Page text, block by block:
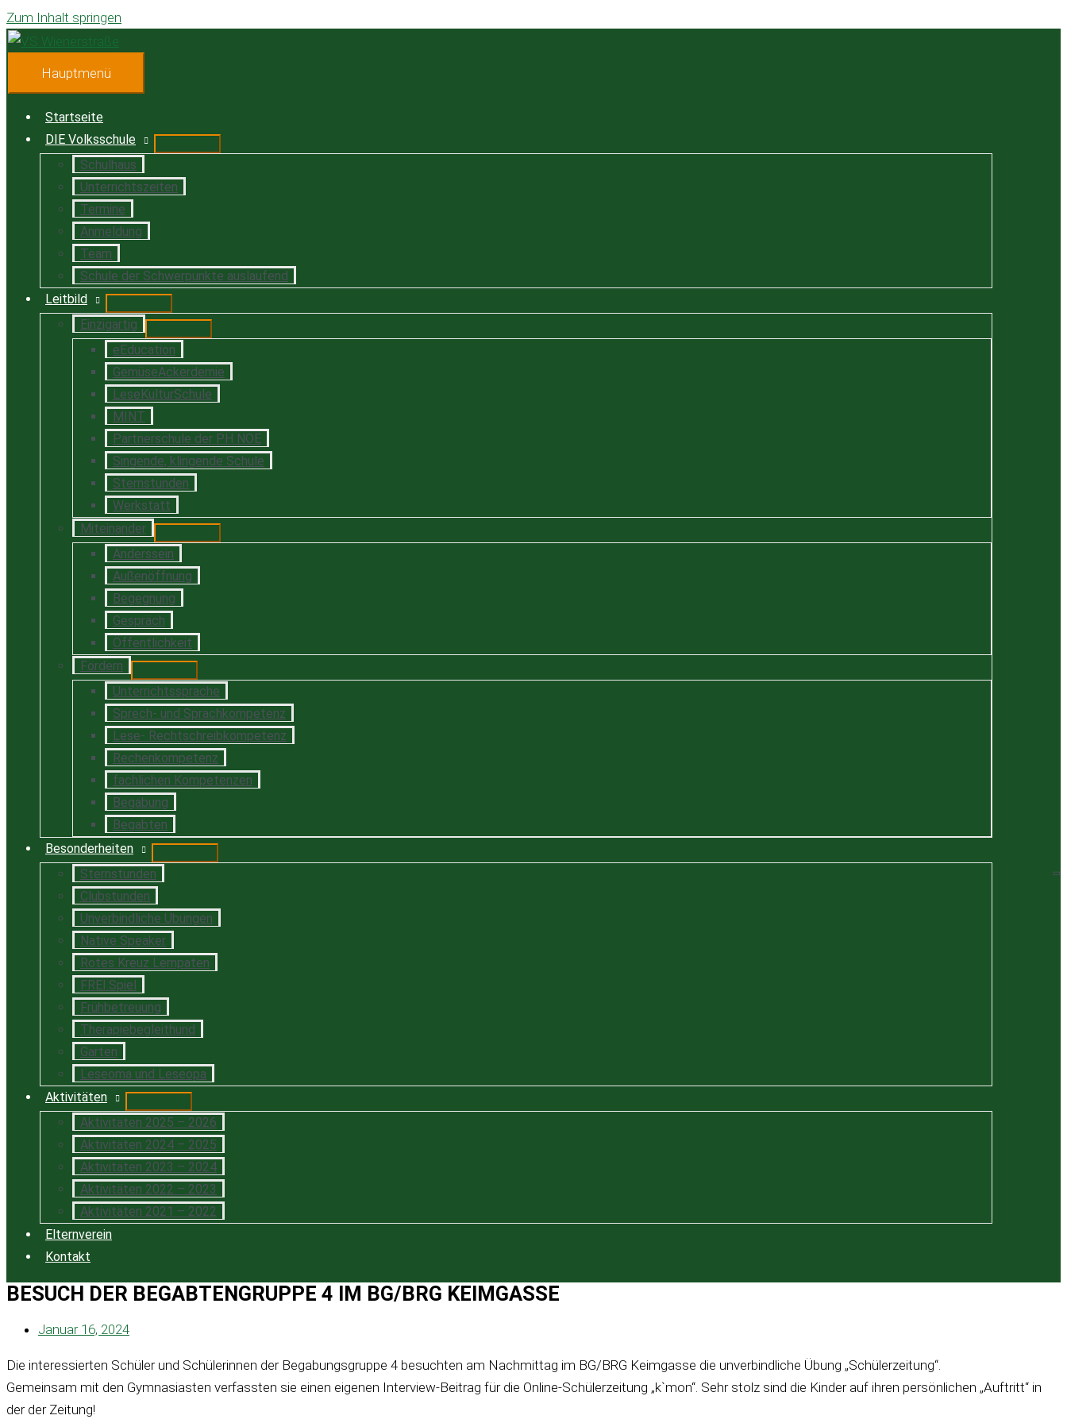
Zum Inhalt springen
Hauptmenü
Startseite
DIE Volksschule
Schulhaus
Unterrichtszeiten
Termine
Anmeldung
Team
Schule der Schwerpunkte auslaufend
Leitbild
Einzigartig
eEducation
GemüseAckerdemie
LeseKulturSchule
MINT
Partnerschule der PH NOE
Singende, klingende Schule
Sternstunden
Werkstatt
Miteinander
Anderssein
Außenöffnung
Begegnung
Gespräch
Öffentlichkeit
Fördern
Unterrichtssprache
Sprech- und Sprachkompetenz
Lese- Rechtschreibkompetenz
Rechenkompetenz
fachlichen Kompetenzen
Begabung
Begabten
Besonderheiten
Sternstunden
Clubstunden
Unverbindliche Übungen
Native Speaker
Rotes Kreuz Lernpaten
FREI.Spiel
Frühbetreuung
Therapiebegleithund
Garten
Leseoma und Leseopa
Aktivitäten
Aktivitäten 2025 – 2026
Aktivitäten 2024 – 2025
Aktivitäten 2023 – 2024
Aktivitäten 2022 – 2023
Aktivitäten 2021 – 2022
Elternverein
Kontakt
BESUCH DER BEGABTENGRUPPE 4 IM BG/BRG KEIMGASSE
Januar 16, 2024
Die interessierten Schüler und Schülerinnen der Begabungsgruppe 4 besuchten am Nachmittag im BG/BRG Keimgasse die unverbindliche Übung „Schülerzeitung“.
Gemeinsam mit den Gymnasiasten verfassten sie einen eigenen Interview-Beitrag für die Online-Schülerzeitung „k`mon“. Sehr stolz sind die Kinder auf ihren persönlichen „Auftritt“ in
der der Zeitung!